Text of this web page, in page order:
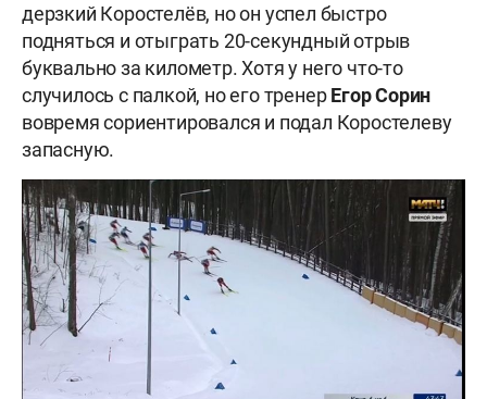
дерзкий Коростелёв, но он успел быстро
подняться и отыграть 20-секундный отрыв
буквально за километр. Хотя у него что-то
случилось с палкой, но его тренерЕгор Сорин
вовремя сориентировался и подал Коростелеву
запасную.